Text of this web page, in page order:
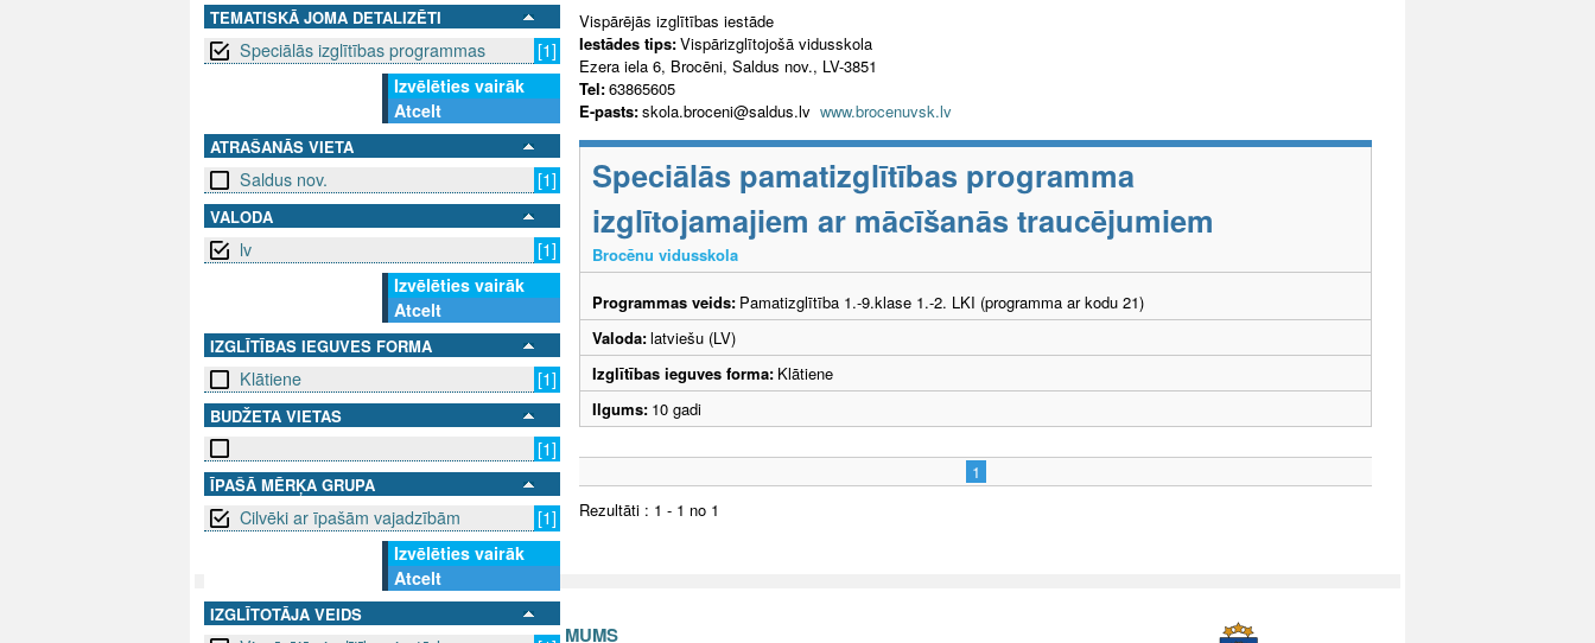
VTEMATISKĀ JOMA DETALIZĒTI
Speciālās izglītības programmas
[1]
Izvēlēties vairāk
Atcelt
ATRAŠANĀS VIETA
Saldus nov. [1]
VALODA
lv
[1]
Izvēlēties vairāk
Atcelt
IZGLĪTĪBAS IEGUVES FORMA
Klātiene [1]
BUDŽETA VIETAS
[1]
ĪPAŠĀ MĒRĶA GRUPA
Cilvēki ar īpašām vajadzībām
[1]
Izvēlēties vairāk
Atcelt
IZGLĪTOTĀJA VEIDS
Vispārējās izglītības iestāde
Iestādes tips:Vispārizglītojošā vidusskola
Ezera iela 6, Brocēni, Saldus nov., LV-3851
Tel:63865605
E-pasts:skola.broceni@saldus.lv www.brocenuvsk.lv
Speciālās pamatizglītības programma
izglītojamajiem ar mācīšanās traucējumiem
Brocēnu vidusskola
Programmas veids: Pamatizglītība 1.-9.klase 1.-2. LKI (programma ar kodu 21)
Valoda:latviešu (LV)
Izglītības ieguves forma: Klātiene
Ilgums: 10 gadi
1
Rezultāti : 1 - 1 no 1
SEKO MUMS SAZINIES AR MUMS